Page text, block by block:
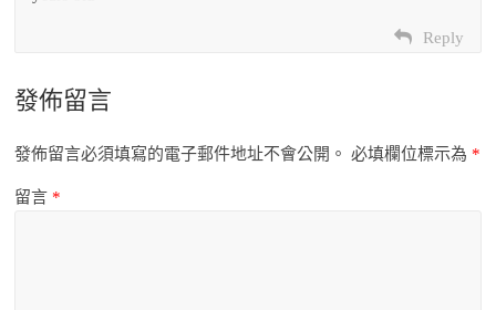
Reply
發佈留言
發佈留言必須填寫的電子郵件地址不會公開。 必填欄位標示為 *
留言 *